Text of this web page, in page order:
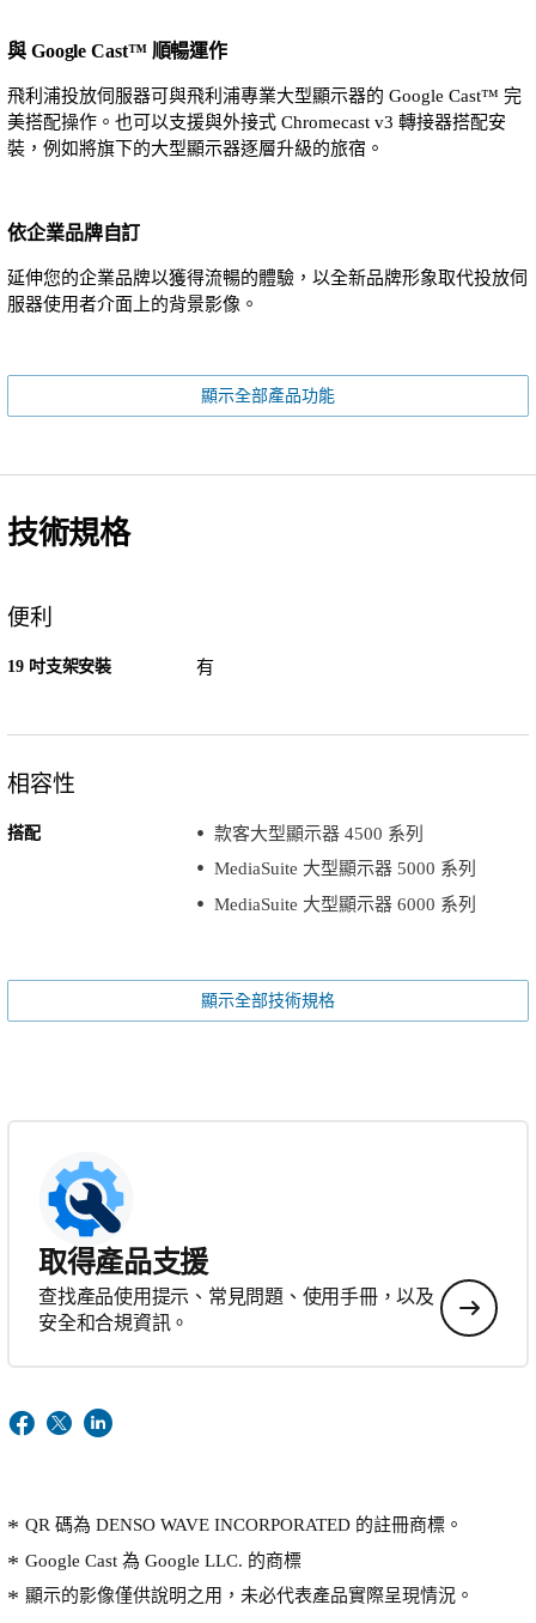
與 Google Cast™ 順暢運作
飛利浦投放伺服器可與飛利浦專業大型顯示器的 Google Cast™ 完
美搭配操作。也可以支援與外接式 Chromecast v3 轉接器搭配安
裝，例如將旗下的大型顯示器逐層升級的旅宿。
依企業品牌自訂
延伸您的企業品牌以獲得流暢的體驗，以全新品牌形象取代投放伺
服器使用者介面上的背景影像。
顯示全部產品功能
技術規格
便利
19 吋支架安裝 有
相容性
搭配
款客大型顯示器 4500 系列
MediaSuite 大型顯示器 5000 系列
MediaSuite 大型顯示器 6000 系列
顯示全部技術規格
取得產品支援
查找產品使用提示、常見問題、使用手冊，以及
安全和合規資訊。
QR 碼為 DENSO WAVE INCORPORATED 的註冊商標。
Google Cast 為 Google LLC. 的商標
顯示的影像僅供說明之用，未必代表產品實際呈現情況。